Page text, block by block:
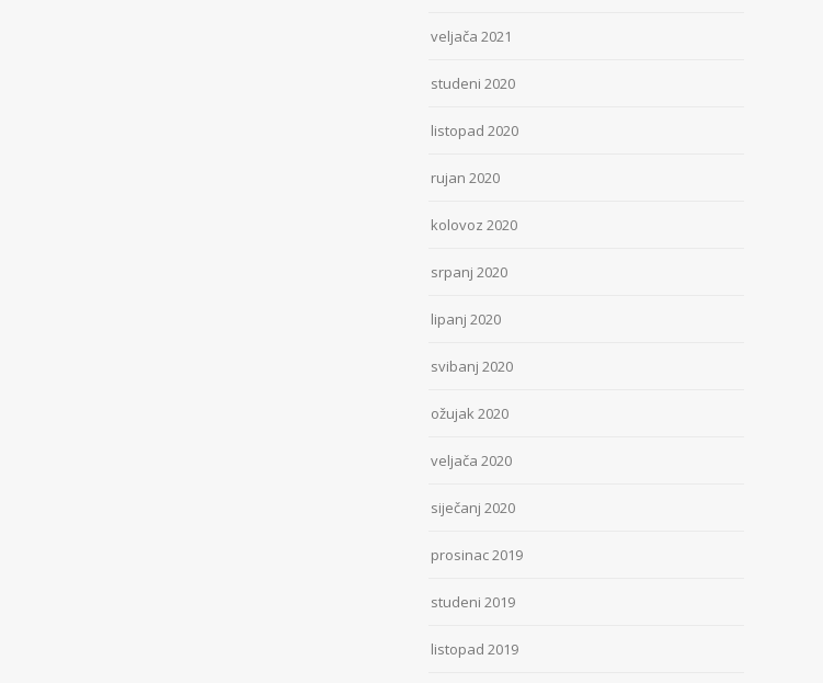
veljača 2021
studeni 2020
listopad 2020
rujan 2020
kolovoz 2020
srpanj 2020
lipanj 2020
svibanj 2020
ožujak 2020
veljača 2020
siječanj 2020
prosinac 2019
studeni 2019
listopad 2019